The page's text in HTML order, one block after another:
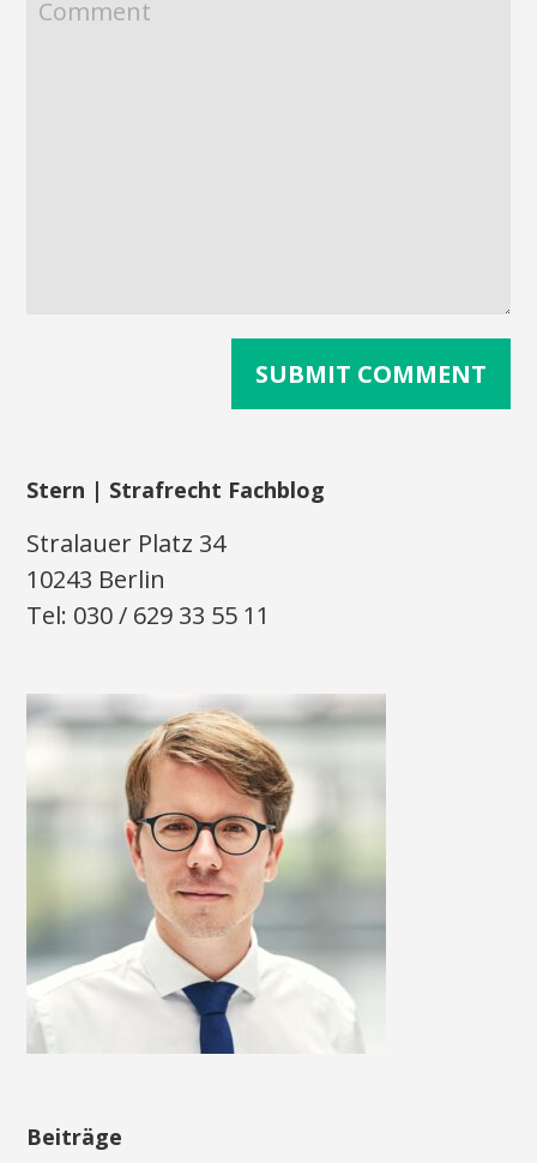
Stern | Strafrecht Fachblog
Stralauer Platz 34
10243 Berlin
Tel: 030 / 629 33 55 11
Beiträge